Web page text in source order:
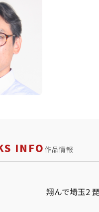
INFO作品情報
翔んで埼玉2